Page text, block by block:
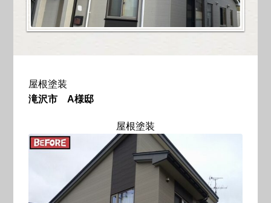
屋根塗装
滝沢市 A様邸
屋根塗装